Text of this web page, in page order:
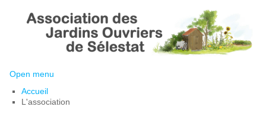
Open menu
Accueil
L'association